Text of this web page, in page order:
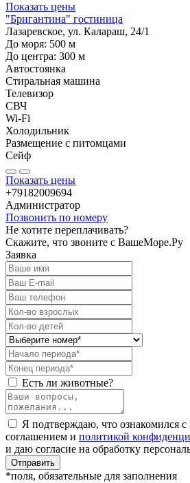
Показать цены
"Бригантина" гостиница
Лазаревское, ул. Калараш, 24/1
До моря: 500 м
До центра: 300 м
Автостоянка
Стиральная машина
Телевизор
СВЧ
Wi-Fi
Холодильник
Размещение с питомцами
Сейф
Показать цены
+79182009694
Администратор
Позвонить по номеру
Не хотите переплачивать?
Скажите, что звоните с ВашеМоре.Ру
Заявка
Есть ли животные?
Я подтверждаю, что ознакомился с
соглашением и политикой
и даю согласие на обработку
Отправить
*поля, обязательные для заполнения